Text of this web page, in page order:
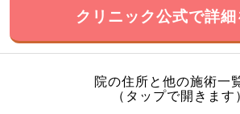
クリニック公式で詳
院の住所と他の施術一
（タップで開きます）